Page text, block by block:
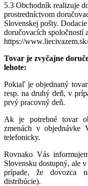
5.3 Obchodník realizuje
prostredníctvom
Slovenskej pošty.
doručovacích spoločností
https://
Tovar je zvyčajne
lehote:
Pokiaľ je objednaný
resp. na druhý deň, v
prvý pracovný deň.
Ak je potrebné tovar
zmenách v objednávke
telefonicky.
Rovnako Vás
Slovensku dostupný, ale v
prípade, že dovozca
distribúcie).